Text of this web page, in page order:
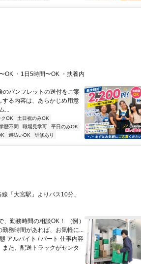
OK ・1日5時間〜OK ・扶養内
のパンフレットの送付をご案
る内容は、あらかじめ用意
...
クOK
土日祝のみOK
歴不問 職場見学可
平日のみOK
週払いOK 研修あり
「大宮駅」よりバス10分、
勤務時間の相談OK！ （例）
務時間があれば、お気軽に...
アルバイト / パート 仕事内容
た、配送トラックがセンタ